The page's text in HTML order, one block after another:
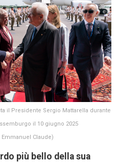
il Presidente Sergio Mattarella durante
il 10 giugno 2025
Claude)
più bello della sua